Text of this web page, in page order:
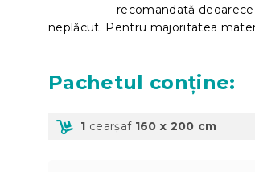
recomandată
neplăcut. Pentru majoritatea
Pachetul conține:
1 cearșaf 160 x 200 cm